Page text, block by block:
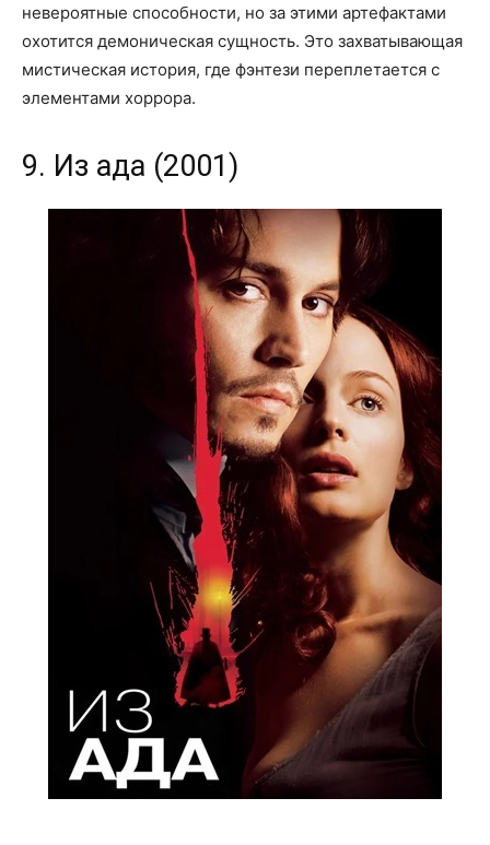
невероятные способности, но за этими артефактами
охотится демоническая сущность. Это захватывающая
мистическая история, где фэнтези переплетается с
элементами хоррора.
9. Из ада (2001)